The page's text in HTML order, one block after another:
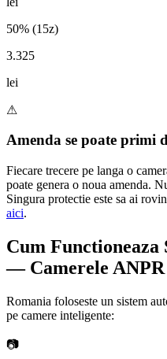
50% (15z)
3.325
lei
⚠
Amenda se poate primi
Fiecare trecere pe langa o
poate genera o noua amenda.
Singura protectie este sa ai
aici.
Cum Functioneaza
— Camerele ANPR
Romania foloseste un sistem
pe camere inteligente:
📷